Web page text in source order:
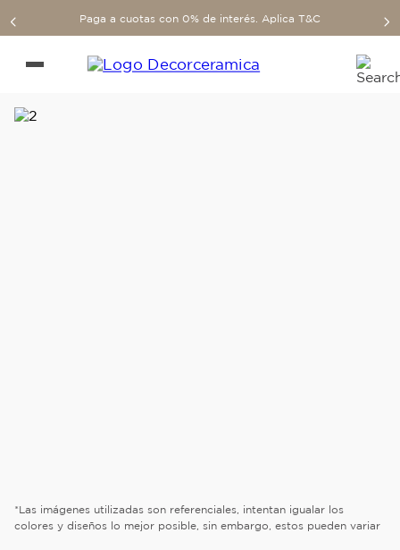
Paga a cuotas con 0% de interés. Aplica T&C
*Las imágenes utilizadas son referenciales, intentan igualar los
colores y diseños lo mejor posible, sin embargo, estos pueden variar